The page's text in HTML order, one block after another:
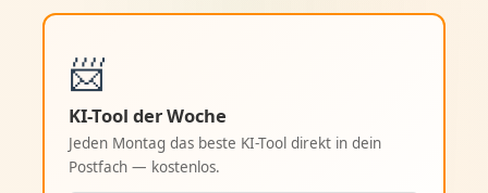
📨
KI-Tool der Woche
Jeden Montag das beste KI-Tool direkt in dein
Postfach — kostenlos.